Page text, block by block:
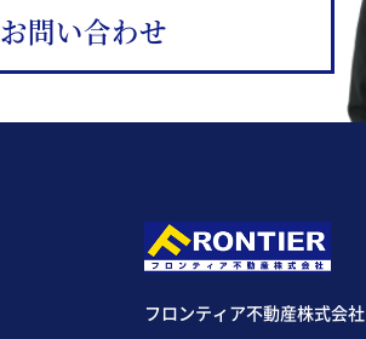
お問い合わせ
フロンティア不動産株式会社